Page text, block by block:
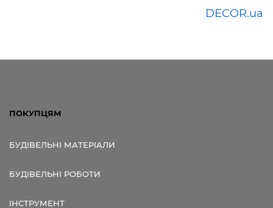
DECOR.ua
ПОКУПЦЯМ
БУДІВЕЛЬНІ МАТЕРІАЛИ
БУДІВЕЛЬНІ РОБОТИ
ІНСТРУМЕНТ